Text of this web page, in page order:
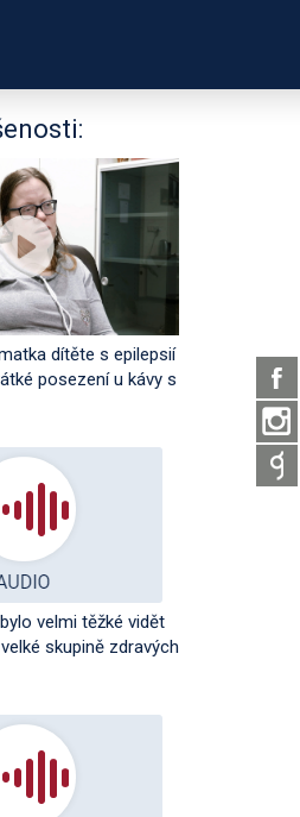
dítěte s epilepsií
posezení u kávy s
bylo velmi těžké vidět
skupině zdravých